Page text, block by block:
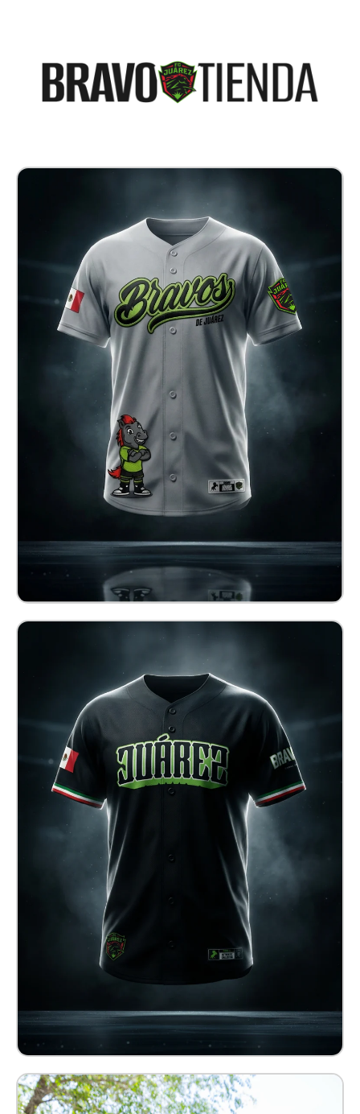
Jersey Baseball Bravos
$ 900.00 MXN
Jersey Baseball Juárez